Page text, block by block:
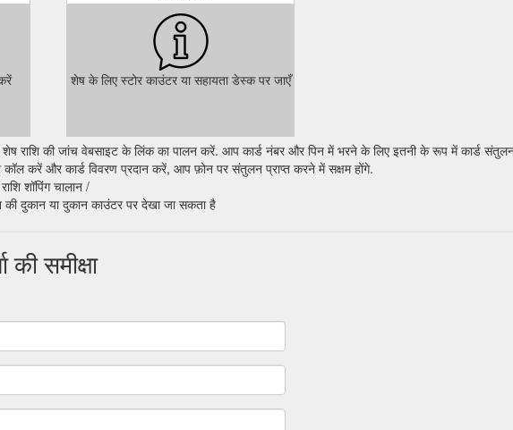
शेष के लिए स्टोर काउंटर या सहायता डेस्क पर जाएँ
शेष राशि की जांच वेबसाइट के लिंक का पालन करें. आप कार्ड नंबर और पिन में भरने के लिए इतनी के रूप में कार्ड
कॉल करें और कार्ड विवरण प्रदान करें, आप फ़ोन पर संतुलन प्राप्त करने में सक्षम होंगे.
शॉपिंग चालान /
दुकान या दुकान काउंटर पर देखा जा सकता है
समीक्षा